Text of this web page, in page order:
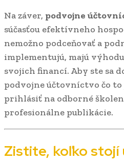
Na záver, podvojne
súčasťou efektívneho
nemožno podceňovať a
implementujú, majú
svojich financí. Aby ste sa
podvojne účtovníctvo čo to
prihlásiť na odborné
profesionálne publikácie.
Zistite, koľko